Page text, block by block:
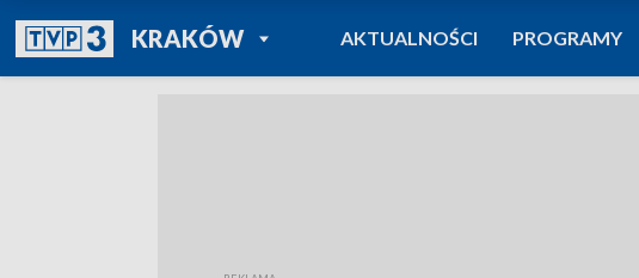
KRAKÓWPOWRÓT DO
TVP REGIONY
AKTUALNOŚCI PROGRAMY